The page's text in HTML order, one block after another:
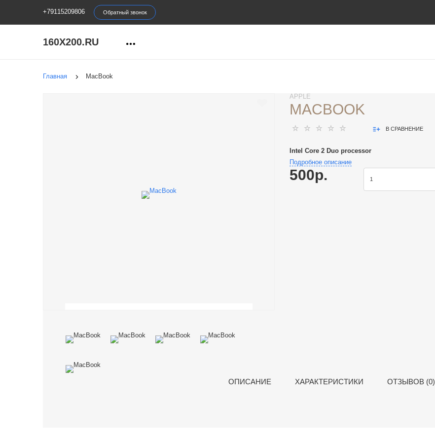
+79115209806 Обратный звонок
160X200.RU
Главная MacBook
APPLE
MACBOOK
В СРАВНЕНИЕ
Intel Core 2 Duo processor
Подробное описание
500р.
ОПИСАНИЕ ХАРАКТЕРИСТИКИ ОТЗЫВОВ (0)